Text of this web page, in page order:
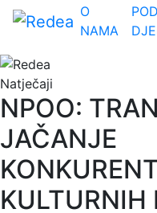
O
NAMA
Natječaji
NPOO:
JAČANJE
KULTURNIH